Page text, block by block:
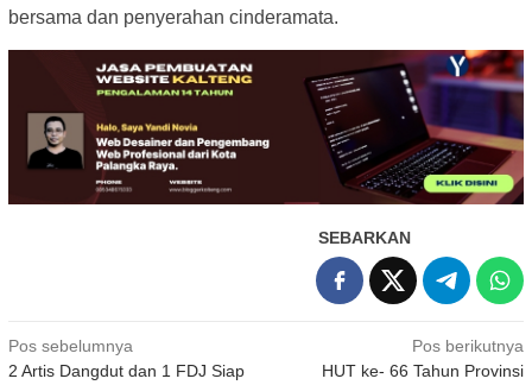
bersama dan penyerahan cinderamata.
SEBARKAN
Navigasi
Pos sebelumnya
2 Artis Dangdut dan 1 FDJ Siap
Pos berikutnya
HUT ke- 66 Tahun Provinsi